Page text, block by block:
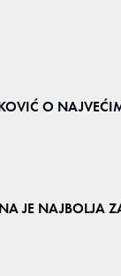
O
JE NAJBOLJA